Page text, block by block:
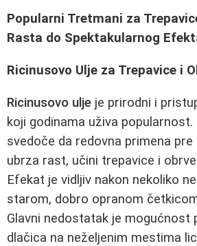
Popularni Tretmani za
Rasta do Spektakularnog
Ricinusovo Ulje za Trepavice i
Ricinusovo ulje je prirodni i
koji godinama uživa
svedoče da redovna primena
ubrza rast, učini trepavice i
Efekat je vidljiv nakon nekoliko
starom, dobro opranom
Glavni nedostatak je mogućnost
dlačica na neželjenim mestima